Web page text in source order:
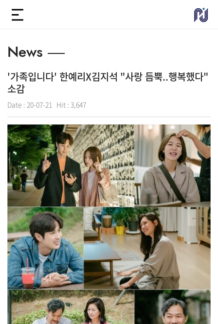
News
'가족입니다' 한예리X김지석 "사랑 듬뿍..행복했다"
소감
Date : 20-07-21 Hit : 3,647